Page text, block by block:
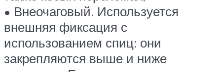
• Внеочаговый. Используется
внешняя фиксация с
использованием спиц: они
закрепляются выше и ниже